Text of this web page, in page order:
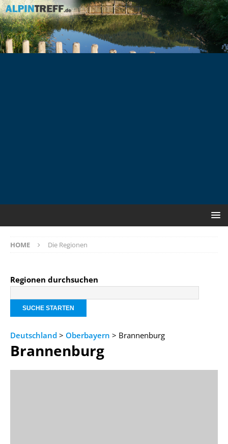
HOME Die Regionen
Regionen durchsuchen
Deutschland > Oberbayern > Brannenburg
Brannenburg